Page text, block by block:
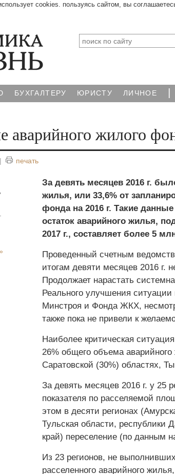
cookies. пользуясь сайтом, вы
БУХГАЛТЕРУ ЮРИСТУ ЛИЧНОЕ |
аварийного жилого
| печать
За девять месяцев 2016 г.
жилья, или 33,6% от
фонда на 2016 г. Такие
остаток аварийного жилья,
2017 г., составляет более 5
Проведенный счетным
итогам девяти месяцев 2016 г.
Продолжает нарастать
Реального улучшения
Минстроя и Фонда ЖКХ,
также пока не привели к
Наиболее критическая
26% общего объема
Саратовской (30%) областях,
За девять месяцев 2016 г. у 25
показателя по расселяемой
этом в десяти регионах
Тульская области, республики
край) переселение (по данным
Из 23 регионов, не
расселенного аварийного